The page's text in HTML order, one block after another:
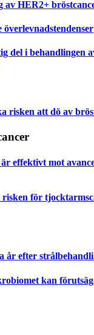
av HER2+
del i behandlingen
risken att dö av
effektivt mot
risken för
år efter
kan